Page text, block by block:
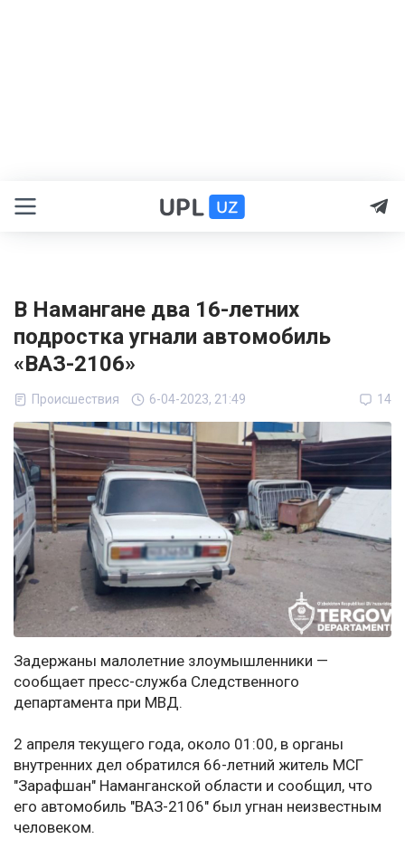
В Намангане два 16-летних
подростка угнали автомобиль
«ВАЗ-2106»
Происшествия 6-04-2023, 21:49 14
Задержаны малолетние злоумышленники —
сообщает пресс-служба Следственного
департамента при МВД.
2 апреля текущего года, около 01:00, в органы
внутренних дел обратился 66-летний житель МСГ
"Зарафшан" Наманганской области и сообщил, что
его автомобиль "ВАЗ-2106" был угнан неизвестным
человеком.